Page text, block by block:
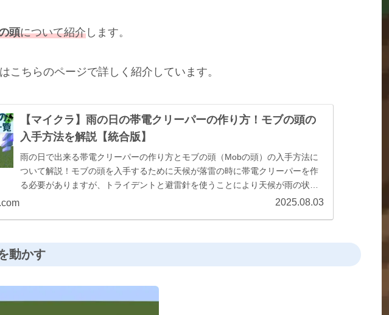
頭について紹介 します。
こちらのページで詳しく紹介しています。
【マイクラ】雨の日の帯電クリーパーの作り方！モブの頭の
入手方法を解説【統合版】
雨の日で出来る帯電クリーパーの作り方とモブの頭（Mobの頭）の入手方法に
ついて解説！モブの頭を入手するために天候が落雷の時に帯電クリーパーを作
る必要がありますが、トライデントと避雷針を使うことにより天候が雨の状態
2025.08.03
動かす